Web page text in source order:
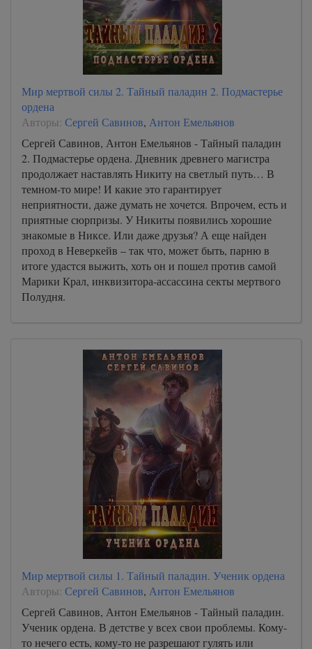
Мир мертвой силы 2. Тайный паладин 2. Подмастерье
ордена
Авторы: Сергей Савинов, Антон Емельянов
Сергей Савинов, Антон Емельянов - Тайный паладин
2. Подмастерье ордена. Дневник древнего магистра
продолжает наставлять Никиту на светлый путь… В
темном-то мире! И какие это гарантирует
неприятности, даже думать не хочется. Впрочем, есть и
приятные сюрпризы. У Никиты появились хорошие
знакомые в Никсе. Или даже друзья? А еще найден
проход в Неверкейв – так что, может быть, парню в
итоге удастся выжить, хоть он и пошел против самой
Марики Крал, инквизитора-ассассина секты мертвого
Полудня.
Мир мертвой силы 1. Тайный паладин. Ученик ордена
Авторы: Сергей Савинов, Антон Емельянов
Сергей Савинов, Антон Емельянов - Тайный паладин.
Ученик ордена. В детстве у всех свои проблемы. Кому-
то нечего есть, кому-то не разрешают гулять или